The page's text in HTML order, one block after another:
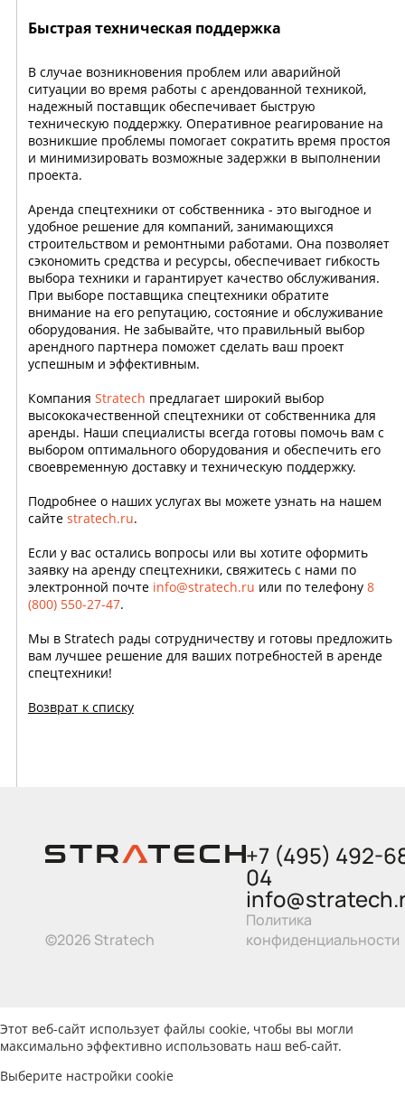
Быстрая техническая поддержка
В случае возникновения проблем или аварийной
ситуации во время работы с арендованной техникой,
надежный поставщик обеспечивает быструю
техническую поддержку. Оперативное реагирование на
возникшие проблемы помогает сократить время простоя
и минимизировать возможные задержки в выполнении
проекта.
Аренда спецтехники от собственника - это выгодное и
удобное решение для компаний, занимающихся
строительством и ремонтными работами. Она позволяет
сэкономить средства и ресурсы, обеспечивает гибкость
выбора техники и гарантирует качество обслуживания.
При выборе поставщика спецтехники обратите
внимание на его репутацию, состояние и обслуживание
оборудования. Не забывайте, что правильный выбор
арендного партнера поможет сделать ваш проект
успешным и эффективным.
Компания Stratech предлагает широкий выбор
высококачественной спецтехники от собственника для
аренды. Наши специалисты всегда готовы помочь вам с
выбором оптимального оборудования и обеспечить его
своевременную доставку и техническую поддержку.
Подробнее о наших услугах вы можете узнать на нашем
сайте stratech.ru.
Если у вас остались вопросы или вы хотите оформить
заявку на аренду спецтехники, свяжитесь с нами по
электронной почте info@stratech.ru или по телефону 8
(800) 550-27-47.
Мы в Stratech рады сотрудничеству и готовы предложить
вам лучшее решение для ваших потребностей в аренде
спецтехники!
Возврат к списку
©2026 Stratech
+7 (495) 492-
04
Политика
конфиденциальности
Этот веб-сайт использует файлы cookie, чтобы вы могли
максимально эффективно использовать наш веб-сайт.
Выберите настройки cookie